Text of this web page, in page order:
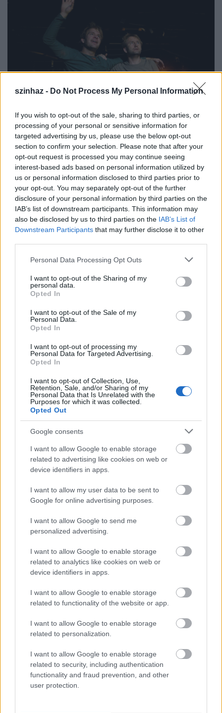
szinhaz - Do Not Process My Personal Information
If you wish to opt-out of the sale, sharing to third parties, or
processing of your personal or sensitive information for
targeted advertising by us, please use the below opt-out
section to confirm your selection. Please note that after your
opt-out request is processed you may continue seeing
interest-based ads based on personal information utilized by
us or personal information disclosed to third parties prior to
your opt-out. You may separately opt-out of the further
disclosure of your personal information by third parties on the
IAB’s list of downstream participants. This information may
also be disclosed by us to third parties on the IAB’s List of
Downstream Participants that may further disclose it to other
Please note that this website/app uses one or more Google
not limited to your visit or usage behaviour. You may click to
grant or deny consent to Google and its third-party tags to
use your data for below specified purposes in below Google
consent section.
Personal Data Processing Opt Outs
I want to opt-out of the Sharing of my
personal data.
Opted In
I want to opt-out of the Sale of my
Personal Data.
Opted In
I want to opt-out of processing my
Personal Data for Targeted Advertising.
Opted In
I want to opt-out of Collection, Use,
Retention, Sale, and/or Sharing of my
Personal Data that Is Unrelated with the
Purposes for which it was collected.
Opted Out
Google consents
I want to allow Google to enable storage
related to advertising like cookies on web or
device identifiers in apps.
I want to allow my user data to be sent to
Google for online advertising purposes.
I want to allow Google to send me
personalized advertising.
I want to allow Google to enable storage
related to analytics like cookies on web or
device identifiers in apps.
I want to allow Google to enable storage
related to functionality of the website or app.
I want to allow Google to enable storage
related to personalization.
I want to allow Google to enable storage
related to security, including authentication
functionality and fraud prevention, and other
user protection.
Fotó: thalia.hu
A Gólem ajánlója a Lefitymálva c. előadáshoz:
Vinnai AndrásLefitymálvacímű darabja a
zsidósággal kapcsolatos paranoiákról szóló, a
kritikus hangvételű előadásbanNagy Mari,
Schmied Zoltán, Bánki Gergely,Huzella Júlia
A merész és önkritikus megközelítésben dolgozza fel
témakörét. A zsidó kultúrával foglalkozó független
színház szerint társadalmunkban a "zsidó vs. nem-
zsidó" hivatkozású diskurzus ördögi köröket fut.
"Ezért fontos, hogy próbáljunk nyitni egymás felé,
mégpedig úgy, hogy saját közösségünkhöz is kritikai
szemmel közelítünk" - írják.
A darab előkészületeként a színház felhívást intézett
a közönséghez: mindenki beküldhetett zsidósággal
kapcsolatos közhelyeket. A legvadabb, előadásba is
beemelt elméletek közé tartozik a Tesco kétfunkciós
szerepének „magyarázata”. Eszerint az áruházak
teteje azért lapos, mert oda fognak leszállni az
izraeli helikopterek, hogy elfoglalják
Magyarországot. A megszálló zsidók pedig rögtön
innen költöznek majd be az üresen álló
lakóparkokba. Egy interneten is terjedő hiedelem
szerint a Moszad cápákat küldött Egyiptom
partjaihoz, hogy megharapják a turistákat.
A gyűjtés után a beérkezett anyaggal felkeresték
Vinnai Andrásdrámaírót, majd vegyes kulturális
darab megvalósítására. "A cél, hogy a különböző
látószögből közelítő, sokszor öröklött előítéleteit
hordozó felek mindegyikét szembesíteni lehessen
abszurd berögződöttségeivel. Mindezt rengeteg
humorral" - olvasható az előadás ismertetőjében.
Mint írják, a Lefitymálva című darabban mindenkit
kinevethetünk, önmagunkat is. A darab igen kritikus
a zsidó közösséggel szemben is, nagy adag